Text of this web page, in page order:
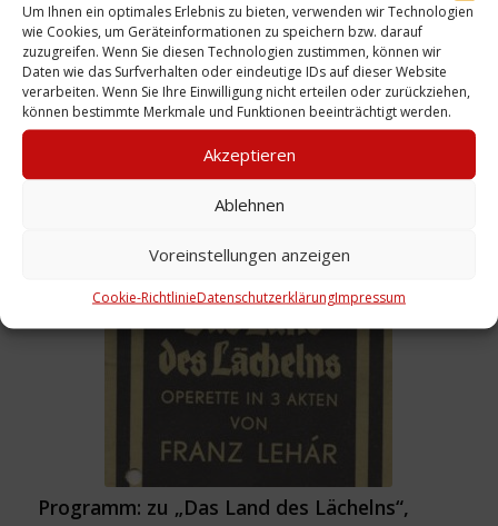
Um Ihnen ein optimales Erlebnis zu bieten, verwenden wir Technologien
wie Cookies, um Geräteinformationen zu speichern bzw. darauf
zuzugreifen. Wenn Sie diesen Technologien zustimmen, können wir
Daten wie das Surfverhalten oder eindeutige IDs auf dieser Website
verarbeiten. Wenn Sie Ihre Einwilligung nicht erteilen oder zurückziehen,
können bestimmte Merkmale und Funktionen beeinträchtigt werden.
Akzeptieren
Ablehnen
Voreinstellungen anzeigen
Cookie-RichtlinieDatenschutzerklärungImpressum
Programm: zu „Saison in Salzburg“, 1950
Programm: zu „Das Land des Lächelns“,